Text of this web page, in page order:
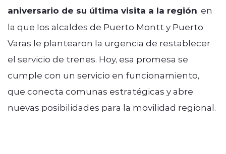
aniversario de su última visita a la región, en
la que los alcaldes de Puerto Montt y Puerto
Varas le plantearon la urgencia de restablecer
el servicio de trenes. Hoy, esa promesa se
cumple con un servicio en funcionamiento,
que conecta comunas estratégicas y abre
nuevas posibilidades para la movilidad regional.